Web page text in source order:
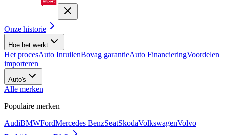
Onze historie
Hoe het werkt
Het procesAuto InruilenBovag garantieAuto FinancieringVoordelen
importeren
Auto's
Alle merken
Populaire merken
AudiBMWFordMercedes BenzSeatSkodaVolkswagenVolvo